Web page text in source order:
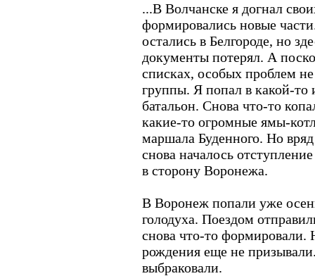
...В Волчанске я догнал
формировались новые
остались в Белгороде, но
документы потерял. А
списках, особых проблем
группы. Я попал в какой-
батальон. Снова что-то
какие-то огромные ямы-
маршала Буденного. Но
снова началось
в сторону Воронежа.
В Воронеж попали уже
голодуха. Поездом
снова что-то формировали.
рождения еще не
выбраковали.